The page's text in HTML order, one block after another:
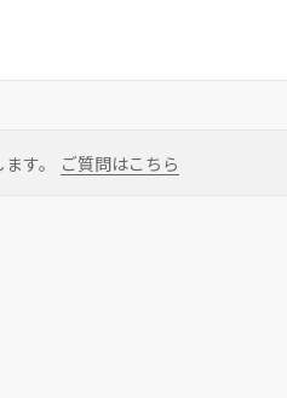
す。 ご質問はこちら